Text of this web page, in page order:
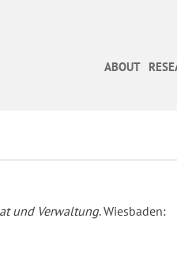
ABOUT
und Verwaltung. Wiesbaden: